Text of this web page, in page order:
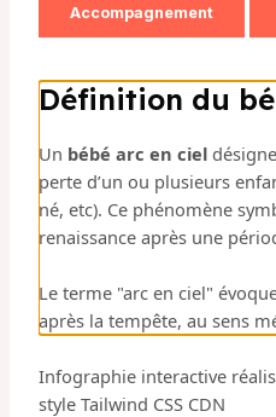
Accompagnement
Définition du
Un bébé arc en ciel
perte d’un ou plusieurs
né, etc). Ce phénomène
renaissance après une
Le terme "arc en ciel"
après la tempête, au sens
Infographie interactive
style Tailwind CSS CDN